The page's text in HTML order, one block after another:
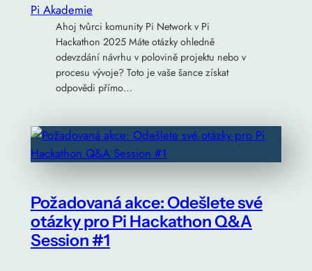
Pi Akademie
Ahoj tvůrci komunity Pi Network v Pi
Hackathon 2025 Máte otázky ohledně
odevzdání návrhu v polovině projektu nebo v
procesu vývoje? Toto je vaše šance získat
odpovědi přímo…
Požadovaná akce: Odešlete své
otázky pro Pi Hackathon Q&A
Session #1